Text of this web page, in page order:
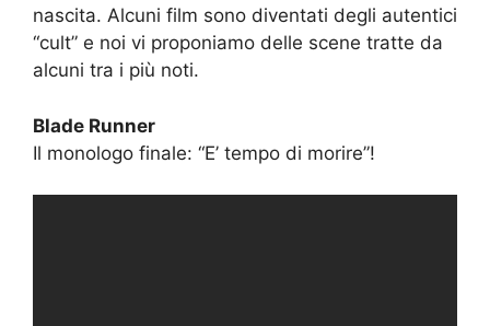
nascita. Alcuni film sono diventati degli autentici
“cult” e noi vi proponiamo delle scene tratte da
alcuni tra i più noti.
Blade Runner
Il monologo finale: “E’ tempo di morire”!